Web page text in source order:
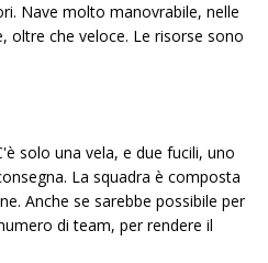
Nave molto manovrabile, nelle
oltre che veloce. Le risorse sono
solo una vela, e due fucili, uno
La squadra è composta
Anche se sarebbe possibile per
di team, per rendere il